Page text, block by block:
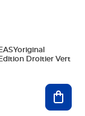
Droitier Vert